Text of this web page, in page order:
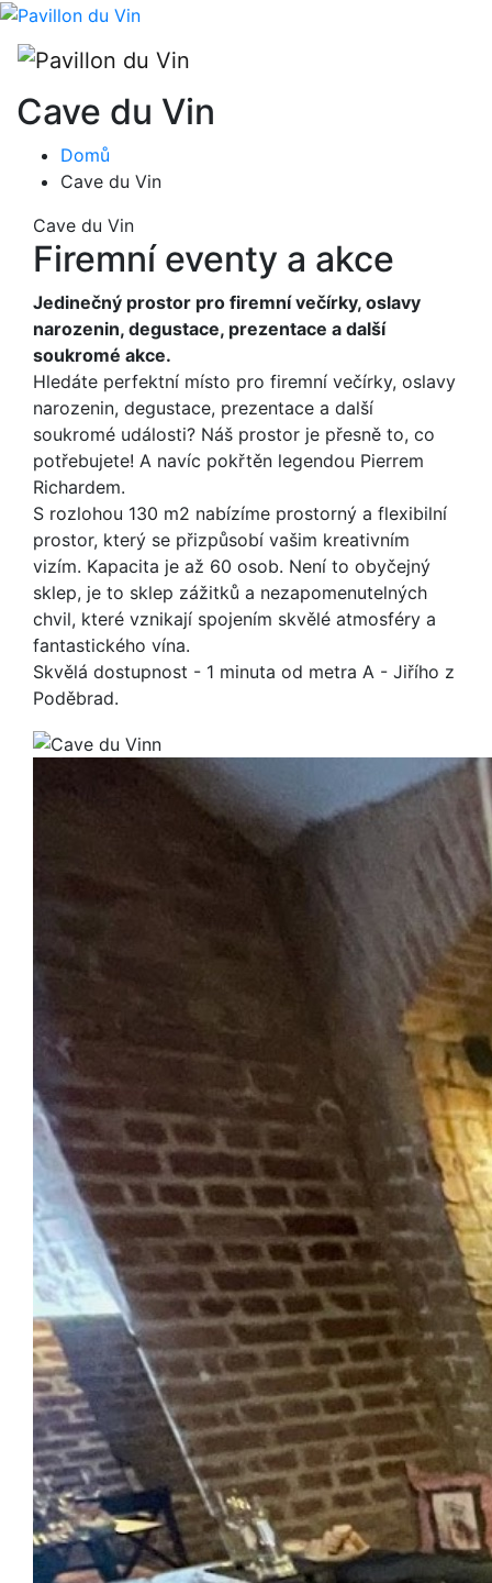
Cave du Vin
Domů
Cave du Vin
Cave du Vin
Firemní eventy a akce
Jedinečný prostor pro firemní večírky, oslavy
narozenin, degustace, prezentace a další
soukromé akce.
Hledáte perfektní místo pro firemní večírky, oslavy
narozenin, degustace, prezentace a další
soukromé události? Náš prostor je přesně to, co
potřebujete! A navíc pokřtěn legendou Pierrem
Richardem.
S rozlohou 130 m2 nabízíme prostorný a flexibilní
prostor, který se přizpůsobí vašim kreativním
vizím. Kapacita je až 60 osob. Není to obyčejný
sklep, je to sklep zážitků a nezapomenutelných
chvil, které vznikají spojením skvělé atmosféry a
fantastického vína.
Skvělá dostupnost - 1 minuta od metra A - Jiřího z
Poděbrad.